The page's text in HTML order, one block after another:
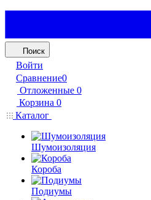
Поиск
Войти
Сравнение0
Отложенные 0
Корзина 0
Каталог
Шумоизоляция
Короба
Подиумы